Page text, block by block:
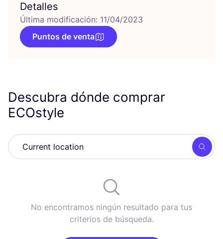
Detalles
Última modificación: 11/04/2023
Puntos de venta
Descubra dónde comprar
ECOstyle
No encontramos ningún resultado para tus
criterios de búsqueda.